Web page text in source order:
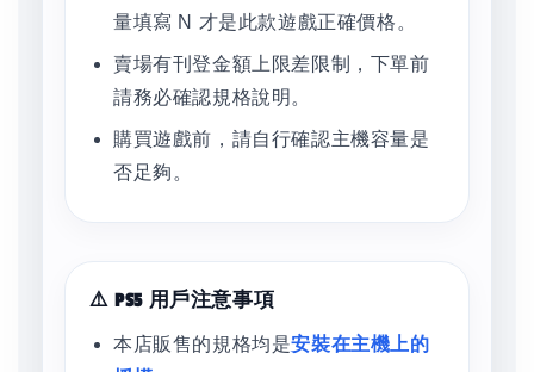
量填寫 N 才是此款遊戲正確價格。
賣場有刊登金額上限差限制，下單前
請務必確認規格說明。
購買遊戲前，請自行確認主機容量是
否足夠。
⚠️ PS5 用戶注意事項
本店販售的規格均是安裝在主機上的